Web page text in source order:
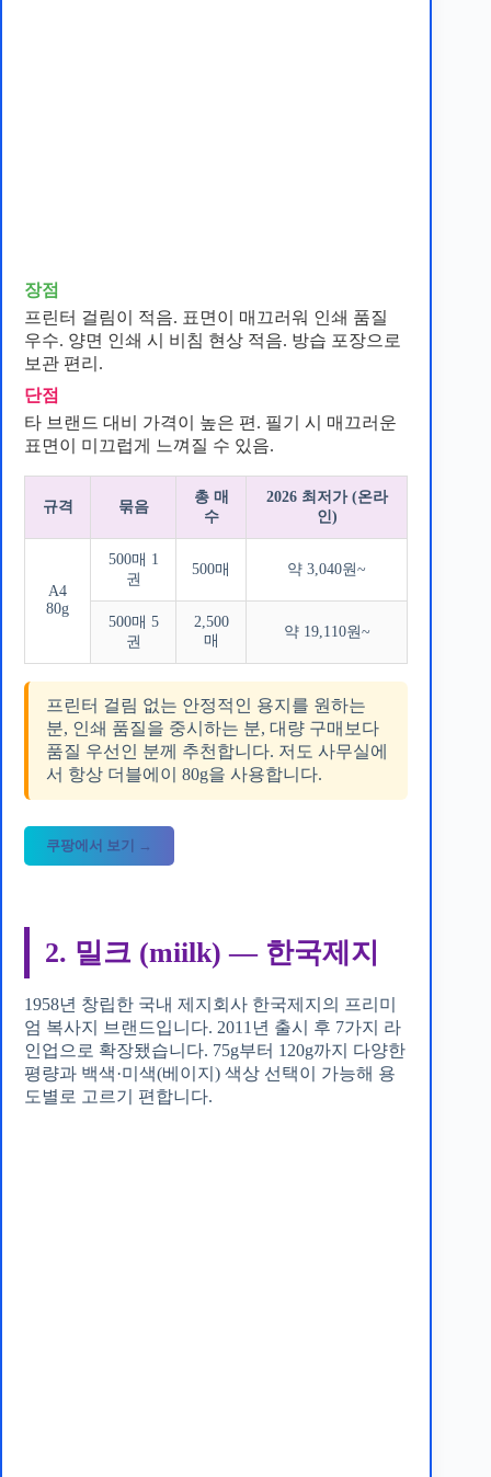
장점
프린터 걸림이 적음. 표면이 매끄러워 인쇄 품질
우수. 양면 인쇄 시 비침 현상 적음. 방습 포장으로
보관 편리.
단점
타 브랜드 대비 가격이 높은 편. 필기 시 매끄러운
표면이 미끄럽게 느껴질 수 있음.
규격 묶음
총 매
수
2026 최저가 (온라
인)
A4
80g
500매 1
권
500매 약 3,040원~
500매 5
권
2,500
매
약 19,110원~
프린터 걸림 없는 안정적인 용지를 원하는
분, 인쇄 품질을 중시하는 분, 대량 구매보다
품질 우선인 분께 추천합니다. 저도 사무실에
서 항상 더블에이 80g을 사용합니다.
쿠팡에서 보기 →
2. 밀크 (miilk) — 한국제지
1958년 창립한 국내 제지회사 한국제지의 프리미
엄 복사지 브랜드입니다. 2011년 출시 후 7가지 라
인업으로 확장됐습니다. 75g부터 120g까지 다양한
평량과 백색·미색(베이지) 색상 선택이 가능해 용
도별로 고르기 편합니다.